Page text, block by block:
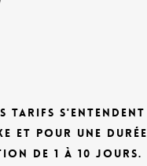
TARIFS S'ENTENDENT
ET POUR UNE DURÉE
DE 1 À 10 JOURS.